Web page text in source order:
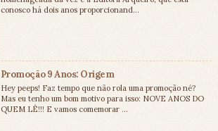
conosco há dois anos proporcionand...
Promoção 9 Anos: Origem
Hey peeps! Faz tempo que não rola uma promoção né?
Mas eu tenho um bom motivo para isso: NOVE ANOS DO
QUEM LÊ!!! E vamos comemorar ...